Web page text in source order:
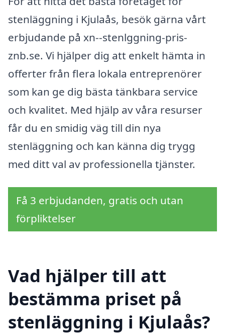
stenläggning i Kjulaås, besök gärna vårt
erbjudande på xn--stenlggning-pris-
znb.se. Vi hjälper dig att enkelt hämta in
offerter från flera lokala entreprenörer
som kan ge dig bästa tänkbara service
och kvalitet. Med hjälp av våra resurser
får du en smidig väg till din nya
stenläggning och kan känna dig trygg
med ditt val av professionella tjänster.
Få 3 erbjudanden, gratis och utan
förpliktelser
Vad hjälper till att
bestämma priset på
stenläggning i Kjulaås?